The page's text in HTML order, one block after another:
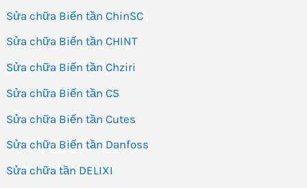
Sửa chữa Biến tần ChinSC
Sửa chữa Biến tần CHINT
Sửa chữa Biến tần Chziri
Sửa chữa Biến tần CS
Sửa chữa Biến tần Cutes
Sửa chữa Biến tần Danfoss
Sửa chữa tần DELIXI